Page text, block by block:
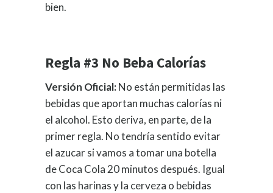
bien.
Regla #3 No Beba Calorías
Versión Oficial:No están permitidas las
bebidas que aportan muchas calorías ni
el alcohol. Esto deriva, en parte, de la
primer regla. No tendría sentido evitar
el azucar si vamos a tomar una botella
de Coca Cola 20 minutos después. Igual
con las harinas y la cerveza o bebidas